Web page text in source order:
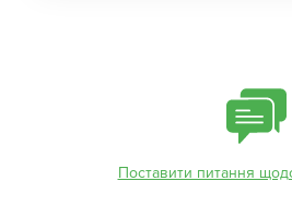
Поставити питання